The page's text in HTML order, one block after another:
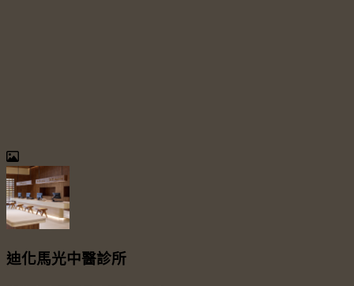
迪化馬光中醫診所